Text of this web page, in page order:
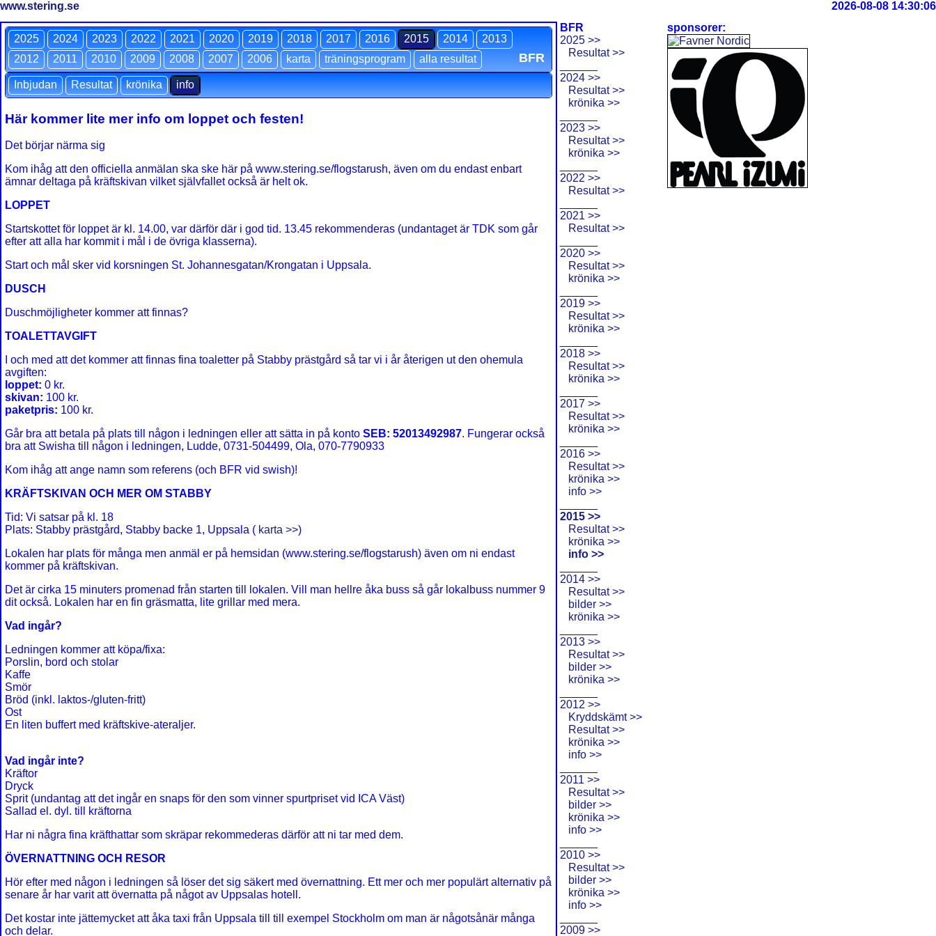
www.stering.se 2026-08-08 14:30:06
2025 2024 2023 2022 2021 2020 2019 2018 2017 2016 2015 2014
2013
2012
2011 2010 2009 2008 2007 2006 karta träningsprogram alla resultat BFR
Inbjudan Resultat krönika info
Här kommer lite mer info om loppet och festen!
Det börjar närma sig
Kom ihåg att den officiella anmälan ska ske här på www.stering.se/flogstarush, även om du endast enbart
ämnar deltaga på kräftskivan vilket självfallet också är helt ok.
LOPPET
Startskottet för loppet är kl. 14.00, var därför där i god tid. 13.45 rekommenderas (undantaget är TDK som går
efter att alla har kommit i mål i de övriga klasserna).
Start och mål sker vid korsningen St. Johannesgatan/Krongatan i Uppsala.
DUSCH
Duschmöjligheter kommer att finnas?
TOALETTAVGIFT
I och med att det kommer att finnas fina toaletter på Stabby prästgård så tar vi i år återigen ut den ohemula
avgiften:
loppet: 0 kr.
skivan: 100 kr.
paketpris: 100 kr.
Går bra att betala på plats till någon i ledningen eller att sätta in på konto SEB: 52013492987. Fungerar också
bra att Swisha till någon i ledningen, Ludde, 0731-504499, Ola, 070-7790933
Kom ihåg att ange namn som referens (och BFR vid swish)!
KRÄFTSKIVAN OCH MER OM STABBY
Tid: Vi satsar på kl. 18
Plats: Stabby prästgård, Stabby backe 1, Uppsala ( karta >>)
Lokalen har plats för många men anmäl er på hemsidan (www.stering.se/flogstarush) även om ni endast
kommer på kräftskivan.
Det är cirka 15 minuters promenad från starten till lokalen. Vill man hellre åka buss så går lokalbuss nummer 9
dit också. Lokalen har en fin gräsmatta, lite grillar med mera.
Vad ingår?
Ledningen kommer att köpa/fixa:
Porslin, bord och stolar
Kaffe
Smör
Bröd (inkl. laktos-/gluten-fritt)
Ost
En liten buffert med kräftskive-ateraljer.
Vad ingår inte?
Kräftor
Dryck
Sprit (undantag att det ingår en snaps för den som vinner spurtpriset vid ICA Väst)
Sallad el. dyl. till kräftorna
Har ni några fina kräfthattar som skräpar rekommederas därför att ni tar med dem.
ÖVERNATTNING OCH RESOR
Hör efter med någon i ledningen så löser det sig säkert med övernattning. Ett mer och mer populärt alternativ på
senare år har varit att övernatta på något av Uppsalas hotell.
Det kostar inte jättemycket att åka taxi från Uppsala till till exempel Stockholm om man är någotsånär många
och delar.
BFR
2025 >>
Resultat >>
2024 >>
Resultat >>
krönika >>
2023 >>
Resultat >>
krönika >>
2022 >>
Resultat >>
2021 >>
Resultat >>
2020 >>
Resultat >>
krönika >>
2019 >>
Resultat >>
krönika >>
2018 >>
Resultat >>
krönika >>
2017 >>
Resultat >>
krönika >>
2016 >>
Resultat >>
krönika >>
info >>
2015 >>
Resultat >>
krönika >>
info >>
2014 >>
Resultat >>
bilder >>
krönika >>
2013 >>
Resultat >>
bilder >>
krönika >>
2012 >>
Kryddskämt >>
Resultat >>
krönika >>
info >>
2011 >>
Resultat >>
bilder >>
krönika >>
info >>
2010 >>
Resultat >>
bilder >>
krönika >>
info >>
2009 >>
sponsorer: